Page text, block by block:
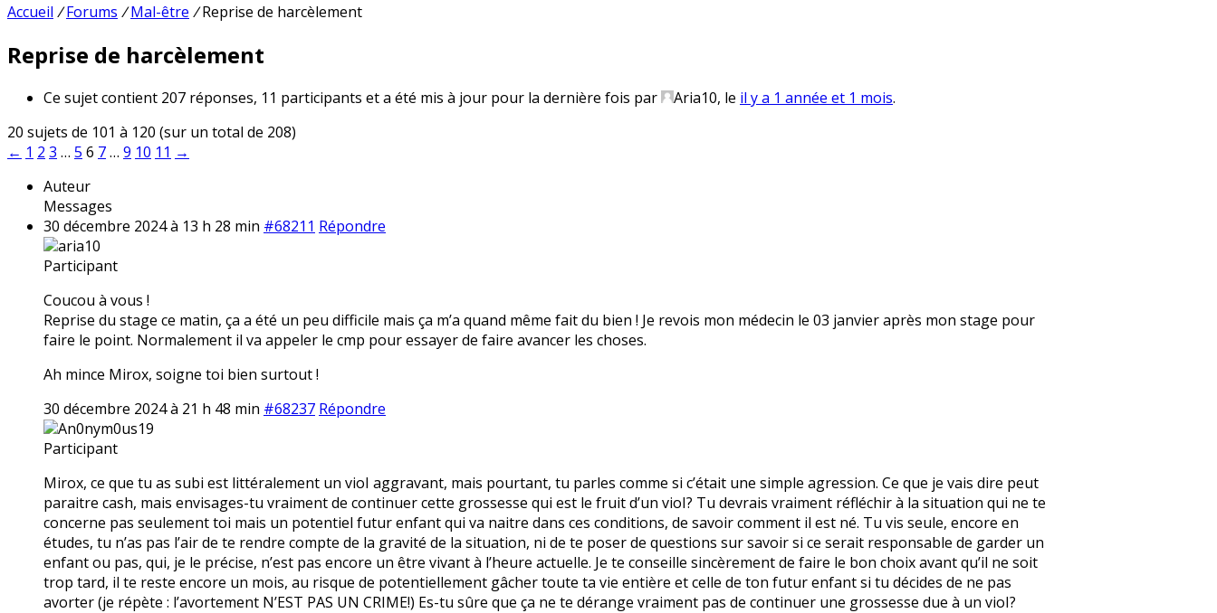
Accueil / Forums / Mal-être / Reprise de harcèlement
Reprise de harcèlement
Ce sujet contient 207 réponses, 11 participants et a été mis à jour pour la dernière fois par Aria10, le il y a 1 année et 1 mois.
20 sujets de 101 à 120 (sur un total de 208)
← 1 2 3 … 5 6 7… 9 10 11 →
Auteur
Messages
30 décembre 2024 à 13 h 28 min #68211 Répondre
aria10
Participant
Coucou à vous !
Reprise du stage ce matin, ça a été un peu difficile mais ça m’a quand même fait du bien ! Je revois mon médecin le 03 janvier après mon stage pour
faire le point. Normalement il va appeler le cmp pour essayer de faire avancer les choses.
Ah mince Mirox, soigne toi bien surtout !
30 décembre 2024 à 21 h 48 min #68237 Répondre
An0nym0us19
Participant
Mirox, ce que tu as subi est littéralement un vioI aggravant, mais pourtant, tu parles comme si c’était une simple agression. Ce que je vais dire peut
paraitre cash, mais envisages-tu vraiment de continuer cette grossesse qui est le fruit d’un vioI? Tu devrais vraiment réfléchir à la situation qui ne te
concerne pas seulement toi mais un potentiel futur enfant qui va naitre dans ces conditions, de savoir comment il est né. Tu vis seule, encore en
études, tu n’as pas l’air de te rendre compte de la gravité de la situation, ni de te poser de questions sur savoir si ce serait responsable de garder un
enfant ou pas, qui, je le précise, n’est pas encore un être vivant à l’heure actuelle. Je te conseille sincèrement de faire le bon choix avant qu’il ne soit
trop tard, il te reste encore un mois, au risque de potentiellement gâcher toute ta vie entière et celle de ton futur enfant si tu décides de ne pas
avorter (je répète : l’avortement N’EST PAS UN CRIME!) Es-tu sûre que ça ne te dérange vraiment pas de continuer une grossesse due à un vioI?